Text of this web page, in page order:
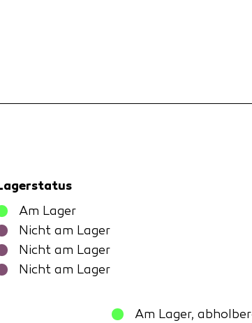
Am Lager
Nicht am Lager
Nicht am Lager
Nicht am Lager
Am Lager,